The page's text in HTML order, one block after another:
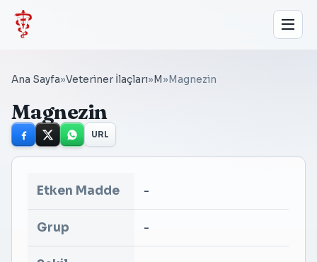
Ana Sayfa»Veteriner İlaçları» M » Magnezin
Magnezin
URL
Etken Madde -
Grup -